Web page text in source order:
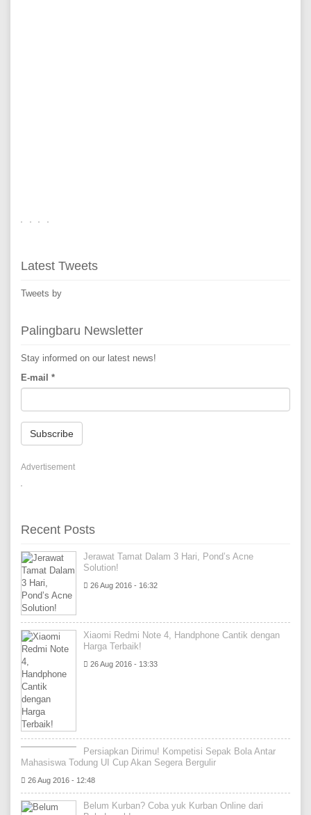
Latest Tweets
Tweets by
Palingbaru Newsletter
Stay informed on our latest news!
E-mail *
Subscribe
Advertisement
Recent Posts
Jerawat Tamat Dalam 3 Hari, Pond’s Acne
Solution!
26 Aug 2016 - 16:32
Xiaomi Redmi Note 4, Handphone Cantik dengan
Harga Terbaik!
26 Aug 2016 - 13:33
Persiapkan Dirimu! Kompetisi Sepak Bola Antar
Mahasiswa Todung UI Cup Akan Segera Bergulir
26 Aug 2016 - 12:48
Belum Kurban? Coba yuk Kurban Online dari